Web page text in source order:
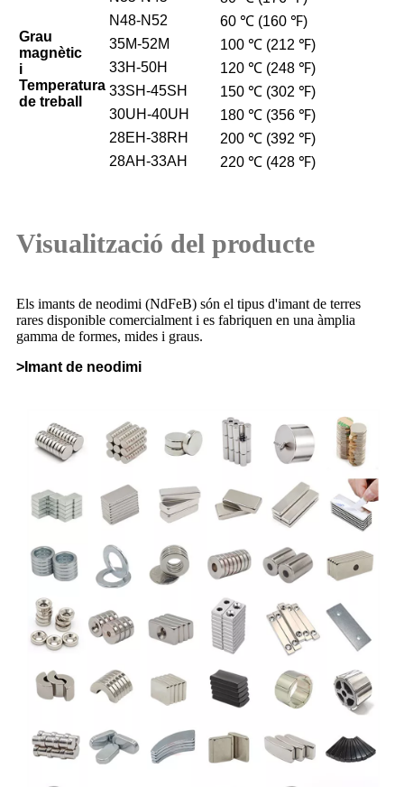
Grau
magnètic
i
Temperatura
de treball
N48-N52
60 ℃ (160 ℉)
35M-52M
100 ℃ (212 ℉)
33H-50H
120 ℃ (248 ℉)
33SH-45SH
150 ℃ (302 ℉)
30UH-40UH
180 ℃ (356 ℉)
28EH-38RH
200 ℃ (392 ℉)
28AH-33AH
220 ℃ (428 ℉)
Visualització del producte
Els imants de neodimi (NdFeB) són el tipus d'imant de terres
rares disponible comercialment i es fabriquen en una àmplia
gamma de formes, mides i graus.
>Imant de neodimi